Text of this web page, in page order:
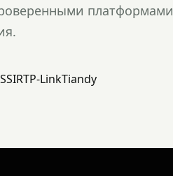
TP-LinkTiandy